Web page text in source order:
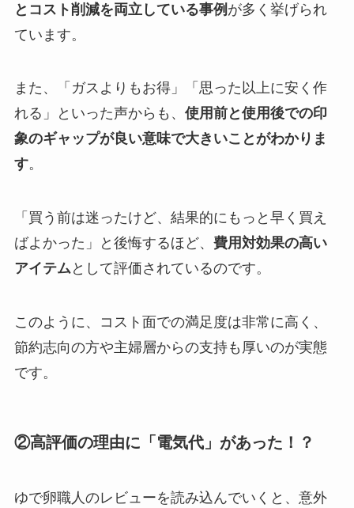
とコスト削減を両立している事例 が多く挙げられ
ています。
また、「ガスよりもお得」「思った以上に安く作
れる」といった声からも、 使用前と使用後での印
象のギャップが良い意味で大きいことがわかりま
す。
「買う前は迷ったけど、結果的にもっと早く買え
ばよかった」と後悔するほど、 費用対効果の高い
アイテムとして評価されているのです。
このように、コスト面での満足度は非常に高く、
節約志向の方や主婦層からの支持も厚いのが実態
です。
②高評価の理由に「電気代」があった！？
ゆで卵職人のレビューを読み込んでいくと、意外